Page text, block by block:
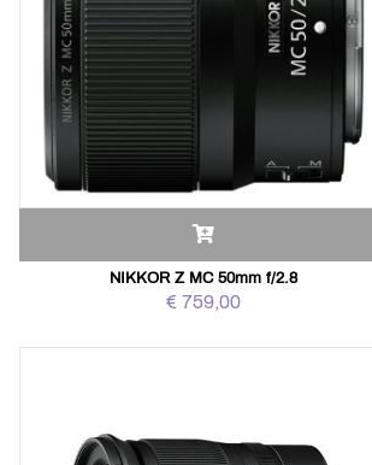
NIKKOR Z MC 50mm f/2.8
€ 759,00